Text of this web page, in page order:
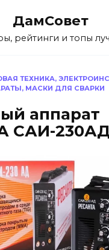
ДамСовет
рейтинги и топы
ТЕХНИКА,
МАСКИ ДЛЯ СВАРКИ
аппарат
САИ-